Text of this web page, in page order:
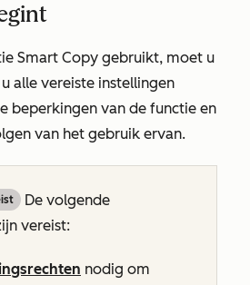
Smart Copy gebruikt, moet u
alle vereiste instellingen
beperkingen van de functie en
van het gebruik ervan.
De volgende
vereist:
nodig om